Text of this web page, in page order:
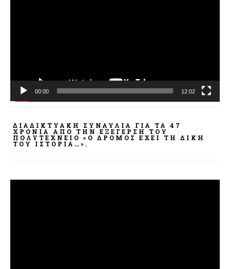
00:00 12:02
ΔΙΑΔΙΚΤΥΑΚΉ ΣΥΝΑΥΛΊΑ ΓΙΑ ΤΑ 47
ΧΡΌΝΙΑ ΑΠΌ ΤΗΝ ΕΞΈΓΕΡΣΗ ΤΟΥ
ΠΟΛΥΤΕΧΝΕΊΟ «Ο ΔΡΌΜΟΣ ΈΧΕΙ ΤΗ ΔΙΚΉ
ΤΟΥ ΙΣΤΟΡΊΑ…».